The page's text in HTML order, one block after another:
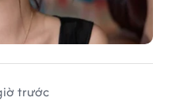
trước